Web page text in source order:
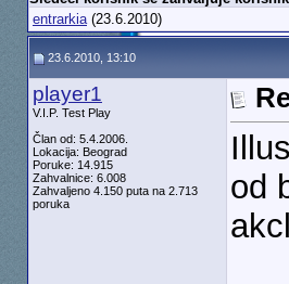
entrarkia(23.6.2010)
23.6.2010, 13:10
player1
V.I.P. Test Play
Član od: 5.4.2006.
Lokacija: Beograd
Poruke: 14.915
Zahvalnice: 6.008
Zahvaljeno 4.150 puta na 2.713
poruka
od